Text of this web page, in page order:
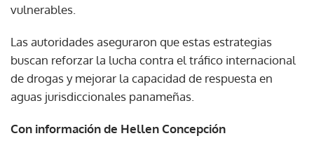
vulnerables.
Las autoridades aseguraron que estas estrategias
buscan reforzar la lucha contra el tráfico internacional
de drogas y mejorar la capacidad de respuesta en
aguas jurisdiccionales panameñas.
Con información de Hellen Concepción